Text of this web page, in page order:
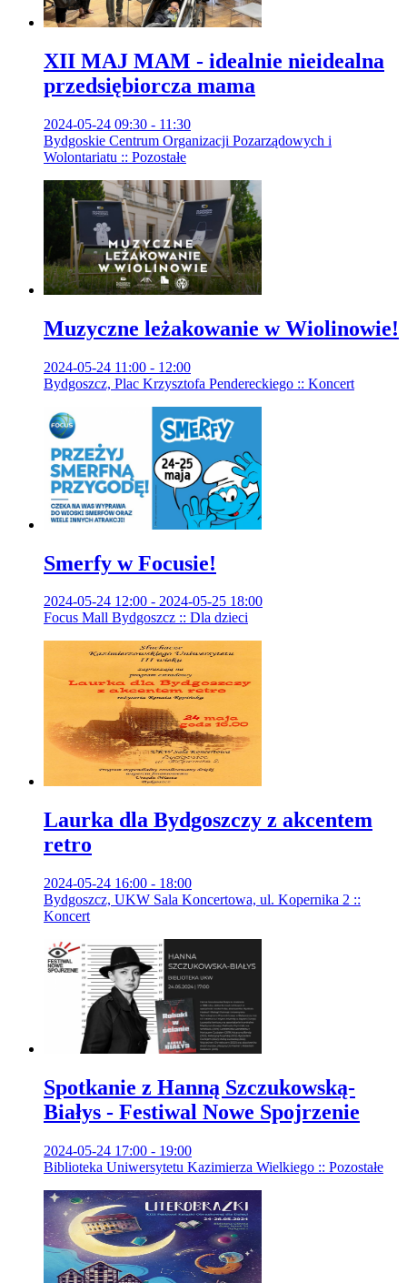
XII MAJ MAM - idealnie nieidealna
przedsiębiorcza mama
2024-05-24 09:30 - 11:30
Bydgoskie Centrum Organizacji Pozarządowych i
Wolontariatu :: Pozostałe
Muzyczne leżakowanie w Wiolinowie!
2024-05-24 11:00 - 12:00
Bydgoszcz, Plac Krzysztofa Pendereckiego :: Koncert
Smerfy w Focusie!
2024-05-24 12:00 - 2024-05-25 18:00
Focus Mall Bydgoszcz :: Dla dzieci
Laurka dla Bydgoszczy z akcentem
retro
2024-05-24 16:00 - 18:00
Bydgoszcz, UKW Sala Koncertowa, ul. Kopernika 2 ::
Koncert
Spotkanie z Hanną Szczukowską-
Białys - Festiwal Nowe Spojrzenie
2024-05-24 17:00 - 19:00
Biblioteka Uniwersytetu Kazimierza Wielkiego :: Pozostałe